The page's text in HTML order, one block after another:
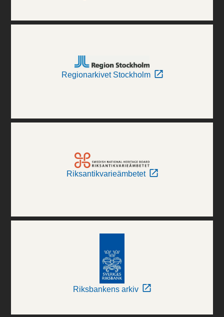
Regionarkivet Stockholm
Riksantikvarieämbetet
Riksbankens arkiv